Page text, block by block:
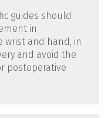
guides should
in
wrist and hand, in
and avoid the
postoperative